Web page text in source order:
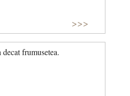
>>>
frumusetea.